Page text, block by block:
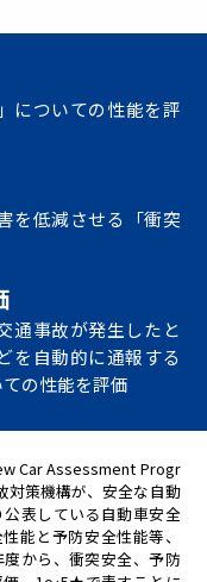
についての性能を評
を低減させる「衝突
通事故が発生したと
を自動的に通報する
の性能を評価
Car Assessment Progr
対策機構が、安全な自動
表している自動車安全
能と予防安全性能等、
から、衝突安全、予防